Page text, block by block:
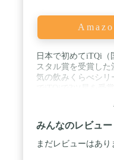
日本で初めてiTQi（
スタル賞を受賞し
気の飲みくらべシ
そモンドセレクシ
賞受賞などを受賞
けたら幸いです。 /
酒造場の人気のみく
ント、贈答に大人気
みんなのレビュー
まだレビューはあり